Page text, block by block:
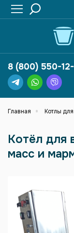
8 (800) 550-
Главная Котлы
Котёл для
масс и